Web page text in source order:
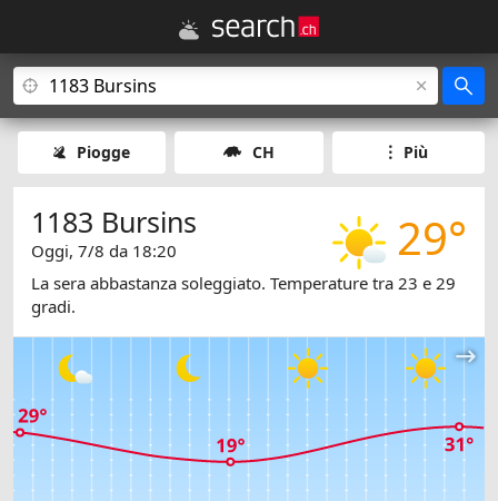
Piogge CH Più
29°
1183 Bursins
Oggi, 7/8 da 18:20
La sera abbastanza soleggiato. Temperature tra 23 e 29
gradi.